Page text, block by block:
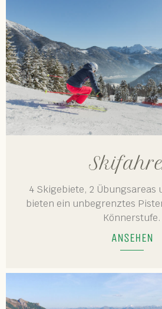
4 Skigebiete, 2 Übungsareas
bieten ein unbegrenztes
Könnerstufe.
ANSEHEN